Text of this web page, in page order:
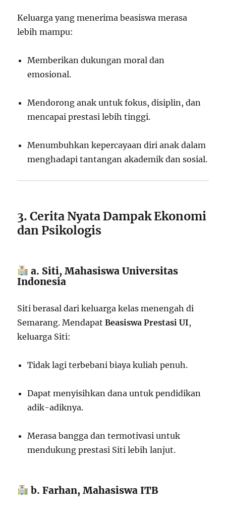
Keluarga yang menerima beasiswa merasa
lebih mampu:
Memberikan dukungan moral dan
emosional.
Mendorong anak untuk fokus, disiplin, dan
mencapai prestasi lebih tinggi.
Menumbuhkan kepercayaan diri anak dalam
menghadapi tantangan akademik dan sosial.
3. Cerita Nyata Dampak Ekonomi
dan Psikologis
a. Siti, Mahasiswa Universitas
Indonesia
Siti berasal dari keluarga kelas menengah di
Semarang. MendapatBeasiswa Prestasi UI,
keluarga Siti:
Tidak lagi terbebani biaya kuliah penuh.
Dapat menyisihkan dana untuk pendidikan
adik-adiknya.
Merasa bangga dan termotivasi untuk
mendukung prestasi Siti lebih lanjut.
b. Farhan, Mahasiswa ITB